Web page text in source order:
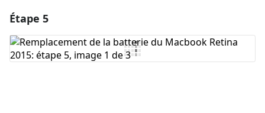
Ajouter un commentaire
Étape 5